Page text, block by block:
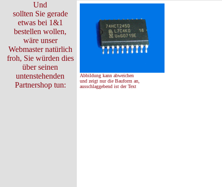
Und
sollten Sie gerade
etwas bei 1&1
bestellen wollen,
wäre unser
Webmaster natürlich
froh, Sie würden dies
über seinen
untenstehenden
Partnershop tun:
Abbildung kann abweichen
und zeigt nur die Bauform an,
ausschlaggebend ist der Text